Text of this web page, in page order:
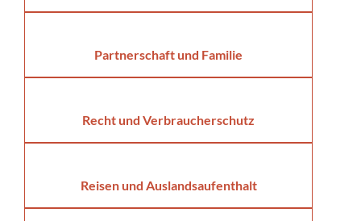
Partnerschaft und Familie
Recht und Verbraucherschutz
Reisen und Auslandsaufenthalt